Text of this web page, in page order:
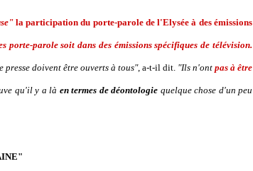
la participation du porte-parole de l'Elysée à des émissions
porte-parole soit dans des émissions spécifiques de télévision.
presse doivent être ouverts à tous", a-t-il dit. "Ils n'ont pas à être
qu'il y a là en termes de déontologie quelque chose d'un peu